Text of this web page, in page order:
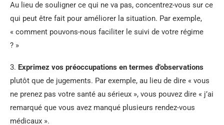
Au lieu de souligner ce qui ne va pas, concentrez-vous sur ce
qui peut être fait pour améliorer la situation. Par exemple,
« comment pouvons-nous faciliter le suivi de votre régime
? »
3. Exprimez vos préoccupations en termes d’observations
plutôt que de jugements. Par exemple, au lieu de dire « vous
ne prenez pas votre santé au sérieux », vous pouvez dire « j’ai
remarqué que vous avez manqué plusieurs rendez-vous
médicaux ».